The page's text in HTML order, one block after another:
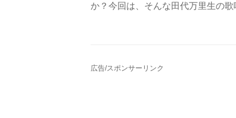
か？今回は、そんな田代万里生の
広告/スポンサーリンク